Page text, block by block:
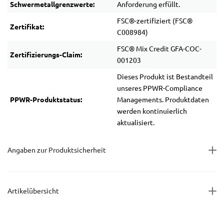
Schwermetallgrenzwerte: Anforderung erfüllt.
Zertifikat:
FSC®-zertifiziert (FSC®
C008984)
Zertifizierungs-Claim:
FSC® Mix Credit GFA-COC-
001203
PPWR-Produktstatus:
Dieses Produkt ist Bestandteil
unseres PPWR-Compliance
Managements. Produktdaten
werden kontinuierlich
aktualisiert.
Angaben zur Produktsicherheit
Artikelübersicht